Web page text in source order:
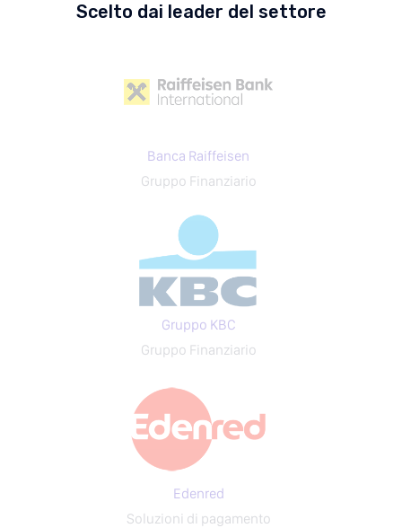
Scelto dai leader del settore
Banca Raiffeisen
Gruppo Finanziario
Gruppo KBC
Gruppo Finanziario
Edenred
Soluzioni di pagamento